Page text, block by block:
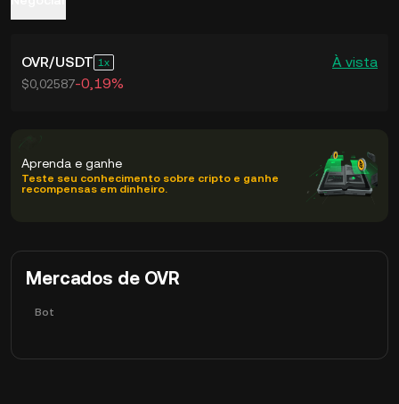
OVR/USDT 1 À vista
$0,02587-0,19%
Aprenda e ganhe
Teste seu conhecimento sobre cripto e ganhe
recompensas em dinheiro.
Mercados de OVR
Bot